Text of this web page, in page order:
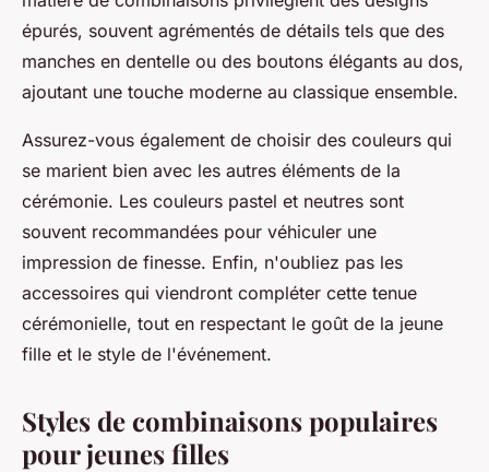
épurés, souvent agrémentés de détails tels que des
manches en dentelle ou des boutons élégants au dos,
ajoutant une touche moderne au classique ensemble.
Assurez-vous également de choisir des couleurs qui
se marient bien avec les autres éléments de la
cérémonie. Les couleurs pastel et neutres sont
souvent recommandées pour véhiculer une
impression de finesse. Enfin, n'oubliez pas les
accessoires qui viendront compléter cette tenue
cérémonielle, tout en respectant le goût de la jeune
fille et le style de l'événement.
Styles de combinaisons populaires
pour jeunes filles